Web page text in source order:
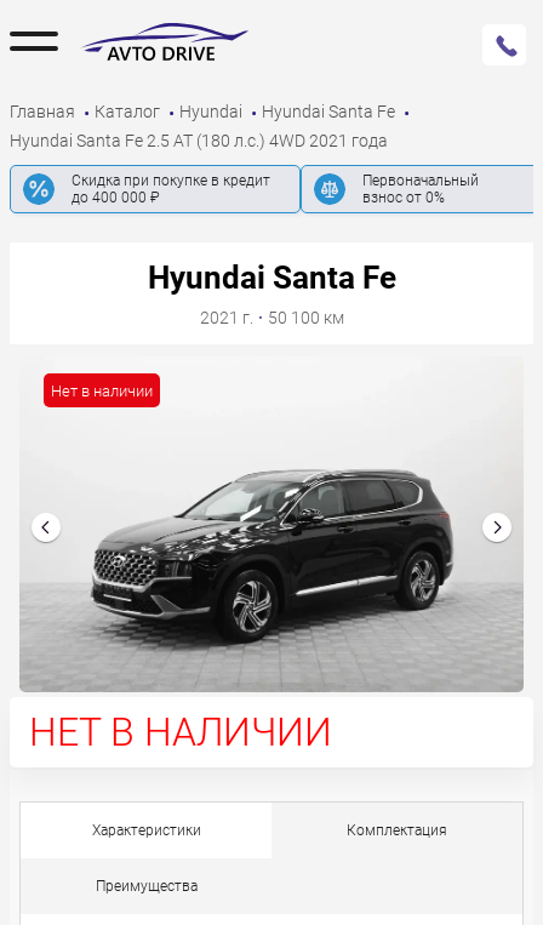
Главная Каталог Hyundai
Hyundai Santa Fe
Hyundai Santa Fe 2.5 AT (180 л.с.) 4WD 2021 года
Скидка при покупке в кредит
до 400 000 ₽
Первоначальный
взнос от 0%
НЕТ В НАЛИЧИИ
Hyundai Santa Fe
2021 г. · 50 100 км
Нет в наличии
Характеристики Комплектация
Преимущества